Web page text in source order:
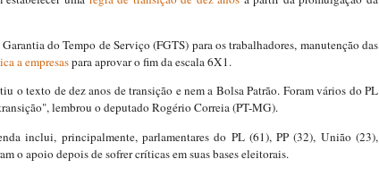
do Tempo de Serviço (FGTS) para os trabalhadores, manutenção das
a empresaspara aprovar o fim da escala 6X1.
o texto de dez anos de transição e nem a Bolsa Patrão. Foram vários do PL
lembrou o deputado Rogério Correia (PT-MG).
inclui, principalmente, parlamentares do PL (61), PP (32), União (23),
o apoio depois de sofrer críticas em suas bases eleitorais.